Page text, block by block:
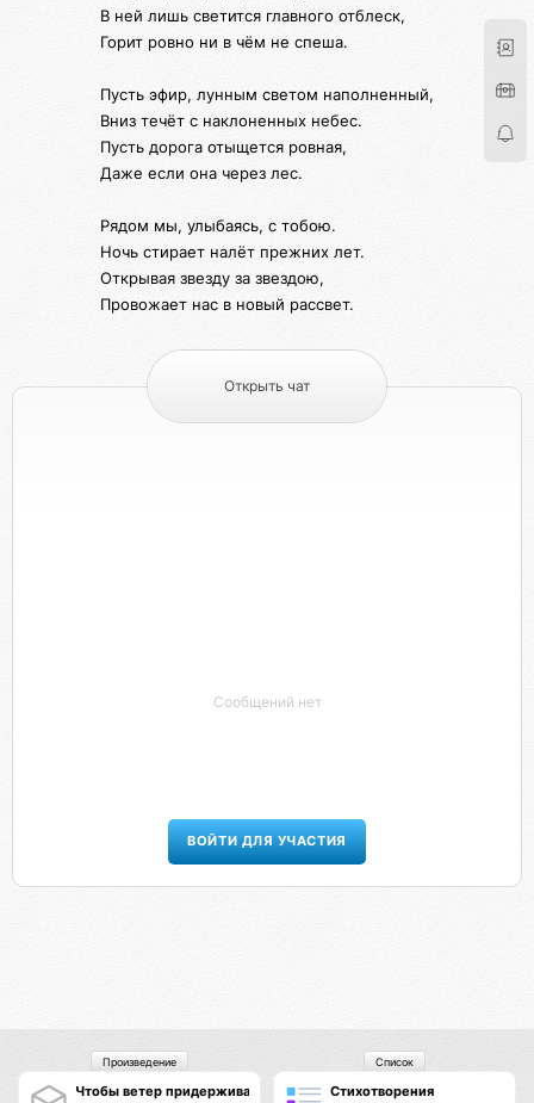
В ней лишь светится главного отблеск,
Горит ровно ни в чём не спеша.
Пусть эфир, лунным светом наполненный,
Вниз течёт с наклоненных небес.
Пусть дорога отыщется ровная,
Даже если она через лес.
Рядом мы, улыбаясь, с тобою.
Ночь стирает налёт прежних лет.
Открывая звезду за звездою,
Провожает нас в новый рассвет.
Открыть чат
Сообщений нет
ВОЙТИ ДЛЯ УЧАСТИЯ
Чтобы ветер придерживал волосы
Произведение
Стихотворения
Список